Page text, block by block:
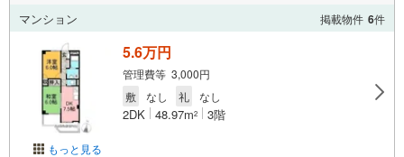
マンション
掲載物件 6件
もっと見る
5.6万円
管理費等 3,000円
敷
なし 礼 なし
2DK 48.97m2 3階